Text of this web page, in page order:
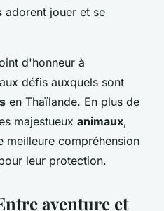
adorent jouer et se
d'honneur à
défis auxquels sont
en Thaïlande. En plus de
majestueux animaux,
meilleure compréhension
leur protection.
aventure et